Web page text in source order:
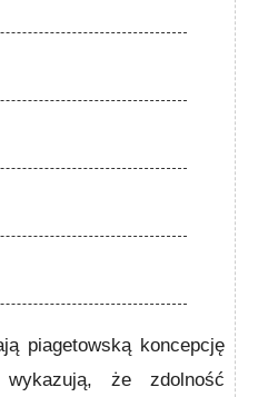
piagetowską koncepcję
że zdolność